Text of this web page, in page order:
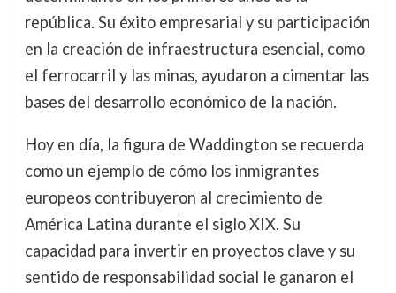
república. Su éxito empresarial y su participación
en la creación de infraestructura esencial, como
el ferrocarril y las minas, ayudaron a cimentar las
bases del desarrollo económico de la nación.
Hoy en día, la figura de Waddington se recuerda
como un ejemplo de cómo los inmigrantes
europeos contribuyeron al crecimiento de
América Latina durante el siglo XIX. Su
capacidad para invertir en proyectos clave y su
sentido de responsabilidad social le ganaron el